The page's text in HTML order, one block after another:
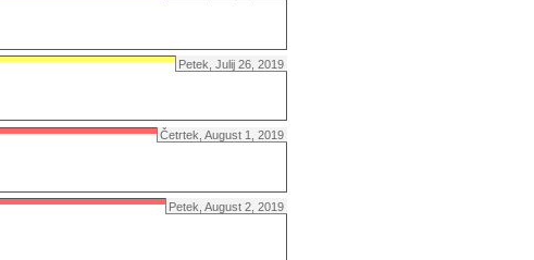
Petek, Julij 26, 2019
Četrtek, August 1, 2019
Petek, August 2, 2019